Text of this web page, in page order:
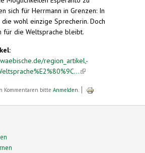
sich für Herrmann in Grenzen: In
die wohl einzige Sprecherin. Doch
für die Weltsprache bleibt.
region_artikel,-
(link is
Kommentaren bitte Anmelden